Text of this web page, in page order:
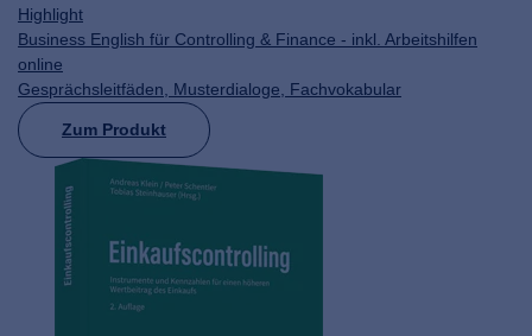
Highlight
Business English für Controlling & Finance - inkl. Arbeitshilfen
online
Gesprächsleitfäden, Musterdialoge, Fachvokabular
Zum Produkt